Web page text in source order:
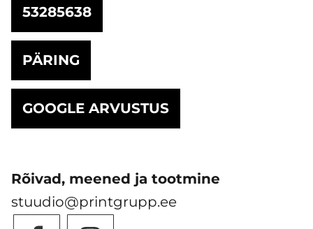
53285638
PÄRING
GOOGLE ARVUSTUS
Rõivad, meened ja tootmine
stuudio@printgrupp.ee